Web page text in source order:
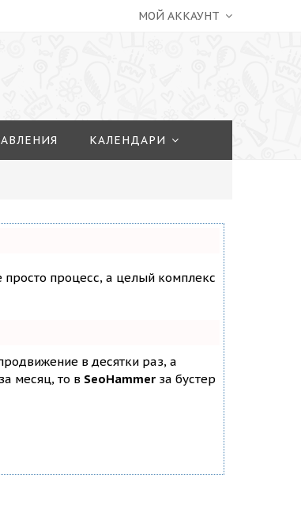
МОЙ АККАУНТ
КАЛЕНДАРИ
просто процесс, а целый комплекс
в десятки раз, а
месяц, то в SeoHammer за бустер